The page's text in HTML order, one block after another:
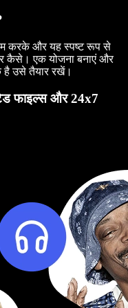
करके और यह स्पष्ट रूप से
कैसे। एक योजना बनाएं और
है उसे तैयार रखें।
फाइल्स और 24x7